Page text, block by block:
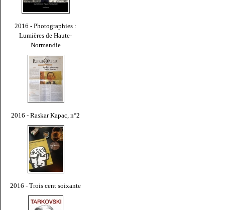
2016 - Photographies :
Lumières de Haute-
Normandie
2016 - Raskar Kapac, n°2
2016 - Trois cent soixante